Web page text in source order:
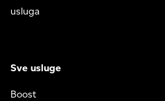
usluga
Sve usluge
Boost